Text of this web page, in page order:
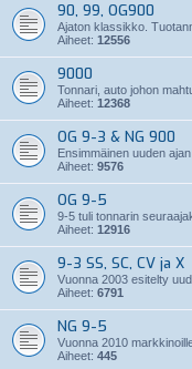
90, 99, OG900
Ajaton klassikko.
Aiheet: 12556
9000
Tonnari, auto johon
Aiheet: 12368
OG 9-3 & NG 900
Ensimmäinen uuden
Aiheet: 9576
OG 9-5
9-5 tuli tonnarin
Aiheet: 12916
9-3 SS, SC, CV ja X
Vuonna 2003 esitelty
Aiheet: 6791
NG 9-5
Vuonna 2010
Aiheet: 445